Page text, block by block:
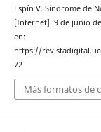
Espín V. Síndrome de
[Internet]. 9 de junio
en:
https://
72
Más formatos de